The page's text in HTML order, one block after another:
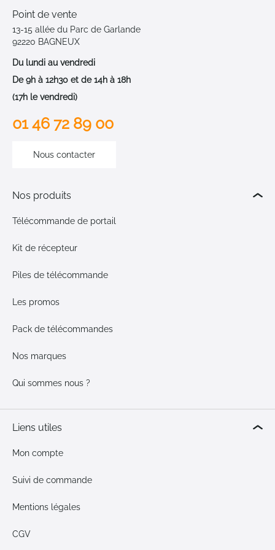
Point de vente
13-15 allée du Parc de Garlande
92220 BAGNEUX
Du lundi au vendredi
De 9h à 12h30 et de 14h à 18h
(17h le vendredi)
01 46 72 89 00
Nous contacter
Nos produits
Télécommande de portail
Kit de récepteur
Piles de télécommande
Les promos
Pack de télécommandes
Nos marques
Qui sommes nous ?
Liens utiles
Mon compte
Suivi de commande
Mentions légales
CGV